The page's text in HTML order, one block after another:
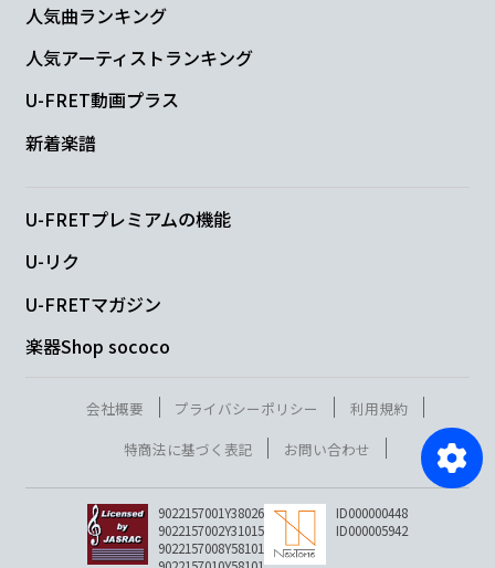
人気曲ランキング
人気アーティストランキング
U-FRET動画プラス
新着楽譜
U-FRETプレミアムの機能
U-リク
U-FRETマガジン
楽器Shop sococo
会社概要 プライバシーポリシー
利用規約
特商法に基づく表記
お問い合わせ
9022157001Y38026
9022157002Y31015
9022157008Y58101
ID000000448
ID000005942